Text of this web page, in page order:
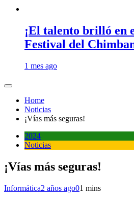
¡El talento brilló en
Festival del
1 mes ago
Home
Noticias
¡Vías más seguras!
2024
Noticias
¡Vías más seguras!
Informática2 años ago01 mins